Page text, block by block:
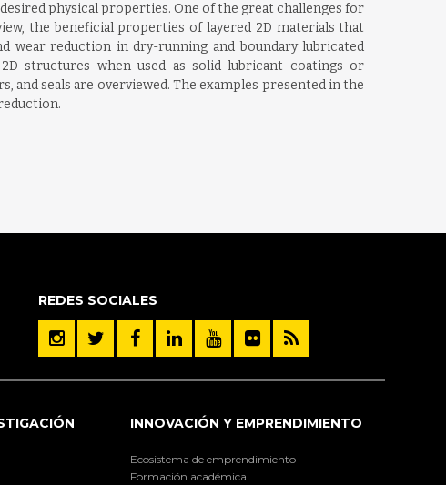
physical properties. One of the great challenges for
the beneficial properties of layered 2D materials that
reduction in dry-running and boundary lubricated
structures when used as solid lubricant coatings or
seals are overviewed. The examples presented in the
REDES SOCIALES
INNOVACIÓN Y EMPRENDIMIENTO
Ecosistema de emprendimiento
Formación académica